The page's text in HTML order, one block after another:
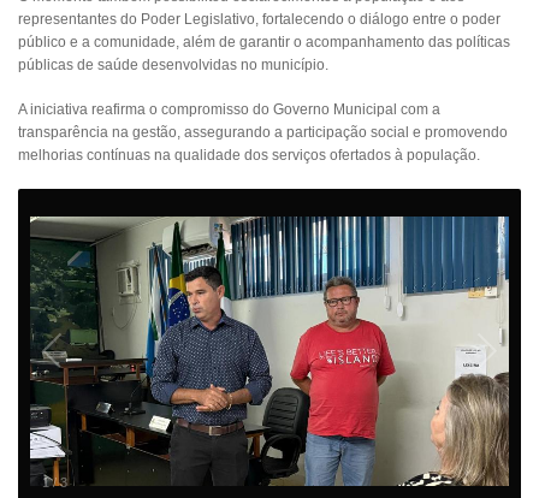
representantes do Poder Legislativo, fortalecendo o diálogo entre o poder
público e a comunidade, além de garantir o acompanhamento das políticas
públicas de saúde desenvolvidas no município.
A iniciativa reafirma o compromisso do Governo Municipal com a
transparência na gestão, assegurando a participação social e promovendo
melhorias contínuas na qualidade dos serviços ofertados à população.
1/3